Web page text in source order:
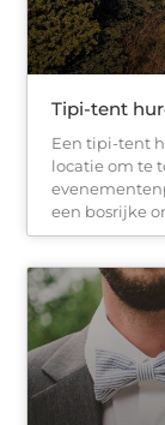
Tipi-tent
Een tipi-tent
locatie om te
een bosrijke